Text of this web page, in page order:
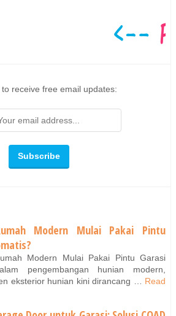
to receive free email updates:
Modern Mulai Pakai Pintu
Modern Mulai Pakai Pintu Garasi
pengembangan hunian modern,
eksterior hunian kini dirancang … Read